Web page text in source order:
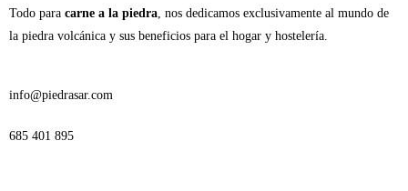
Todo para carne a la piedra , nos dedicamos exclusivamente al mundo de
la piedra volcánica y sus beneficios para el hogar y hostelería.
info@piedrasar.com​
685 401 895